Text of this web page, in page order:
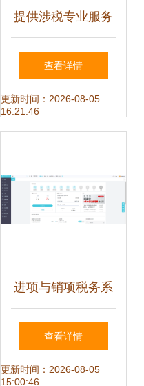
提供涉税专业服务
前，别忘了这件
事！——商标代理
查看详情
更新时间：2026-08-05
16:21:46
进项与销项税务系
统不一致 原因解析
与应对策略
查看详情
更新时间：2026-08-05
15:00:46